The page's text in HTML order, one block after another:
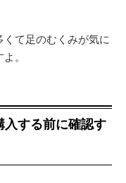
て足のむくみが気に
。
する前に確認す